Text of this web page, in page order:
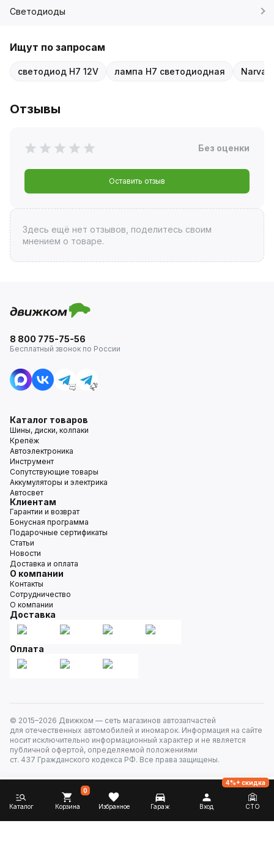
Светодиоды
Ищут по запросам
светодиод H7 12V лампа H7 светодиодная Narva
Отзывы
Без оценки
Оставить отзыв
Здесь ещё нет отзывов, поделитесь своим
мнением о товаре.
8 800 775-75-56
Бесплатный звонок по России
Каталог товаров
Шины, диски, колпаки
Крепёж
Автоэлектроника
Инструмент
Сопутствующие товары
Аккумуляторы и электрика
Автосвет
Клиентам
Гарантии и возврат
Бонусная программа
Подарочные сертификаты
Статьи
Новости
Доставка и оплата
О компании
Контакты
Сотрудничество
О компании
Доставка
Оплата
© 2015–2026 Движком — сеть магазинов автозапчастей
для отечественных автомобилей и иномарок. Информация на сайте
носит исключительно информационный характер и не является
публичной офертой, определяемой положениями
ст. 437 Гражданского кодекса РФ. Все права защищены.
Каталог Корзина
0
Избранное Гараж Вход СТО
4%+ скидка